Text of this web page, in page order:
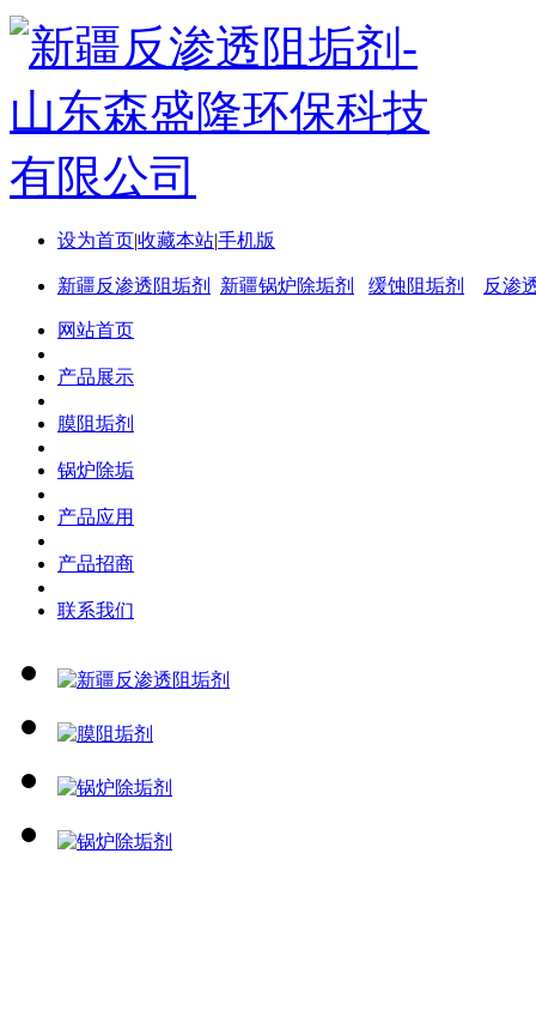
设为首页|收藏本站|手机版
新疆反渗透阻垢剂 新疆锅炉除垢剂 缓蚀阻垢剂 反渗
网站首页
产品展示
膜阻垢剂
锅炉除垢
产品应用
产品招商
联系我们